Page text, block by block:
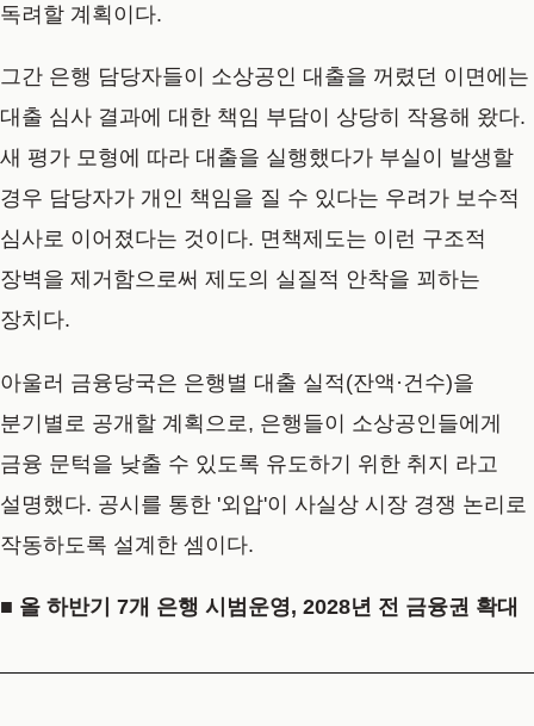
독려할 계획이다.
그간 은행 담당자들이 소상공인 대출을 꺼렸던 이면에는
대출 심사 결과에 대한 책임 부담이 상당히 작용해 왔다.
새 평가 모형에 따라 대출을 실행했다가 부실이 발생할
경우 담당자가 개인 책임을 질 수 있다는 우려가 보수적
심사로 이어졌다는 것이다. 면책제도는 이런 구조적
장벽을 제거함으로써 제도의 실질적 안착을 꾀하는
장치다.
아울러 금융당국은 은행별 대출 실적(잔액·건수)을
분기별로 공개할 계획으로, 은행들이 소상공인들에게
금융 문턱을 낮출 수 있도록 유도하기 위한 취지 라고
설명했다. 공시를 통한 '외압'이 사실상 시장 경쟁 논리로
작동하도록 설계한 셈이다.
■ 올 하반기 7개 은행 시범운영, 2028년 전 금융권 확대